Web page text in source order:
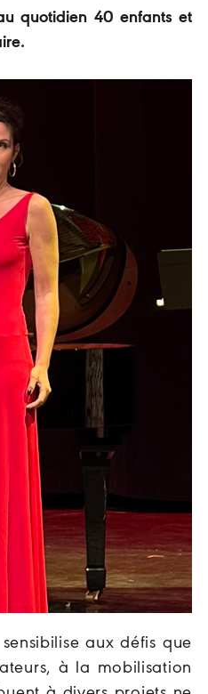
quotidien 40 enfants et
aux défis que
à la mobilisation